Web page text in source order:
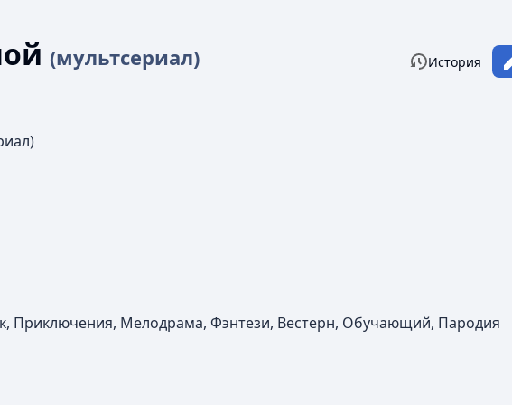
(мультсериал) Просмотры
Читать
История
Приключения, Мелодрама, Фэнтези, Вестерн, Обучающий, Пародия